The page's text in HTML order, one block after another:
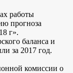
работы
прогноза
г».
баланса и
за 2017 год.
комиссии о